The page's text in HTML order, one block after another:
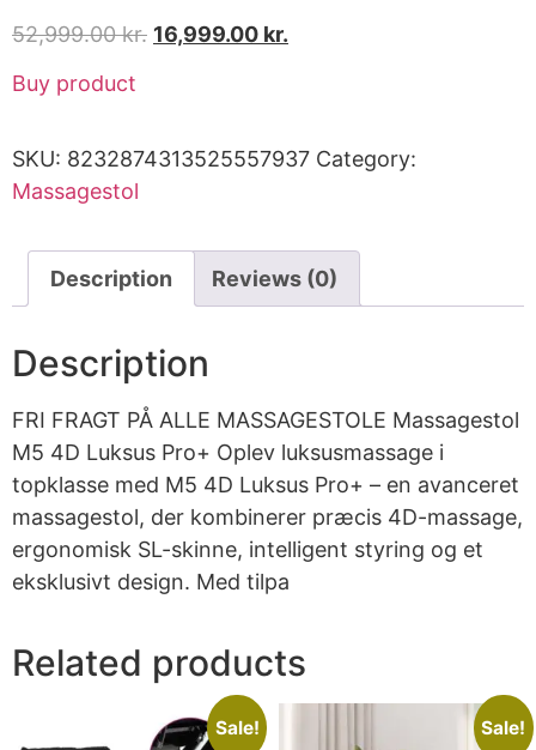
52,999.00kr. 16,999.00 kr.
Buy product
SKU: 8232874313525557937 Category:
Massagestol
Description Reviews (0)
Description
FRI FRAGT PÅ ALLE MASSAGESTOLE Massagestol
M5 4D Luksus Pro+ Oplev luksusmassage i
topklasse med M5 4D Luksus Pro+ – en avanceret
massagestol, der kombinerer præcis 4D-massage,
ergonomisk SL-skinne, intelligent styring og et
eksklusivt design. Med tilpa
Related products
Sale! Sale!